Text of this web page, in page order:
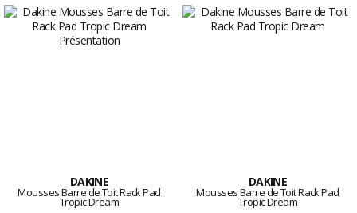
DAKINE
Mousses Barre de Toit Rack Pad
Tropic Dream
DAKINE
Mousses Barre de Toit Rack Pad
Tropic Dream